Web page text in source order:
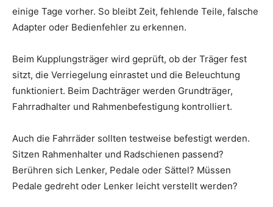
einige Tage vorher. So bleibt Zeit, fehlende Teile, falsche
Adapter oder Bedienfehler zu erkennen.
Beim Kupplungsträger wird geprüft, ob der Träger fest
sitzt, die Verriegelung einrastet und die Beleuchtung
funktioniert. Beim Dachträger werden Grundträger,
Fahrradhalter und Rahmenbefestigung kontrolliert.
Auch die Fahrräder sollten testweise befestigt werden.
Sitzen Rahmenhalter und Radschienen passend?
Berühren sich Lenker, Pedale oder Sättel? Müssen
Pedale gedreht oder Lenker leicht verstellt werden?